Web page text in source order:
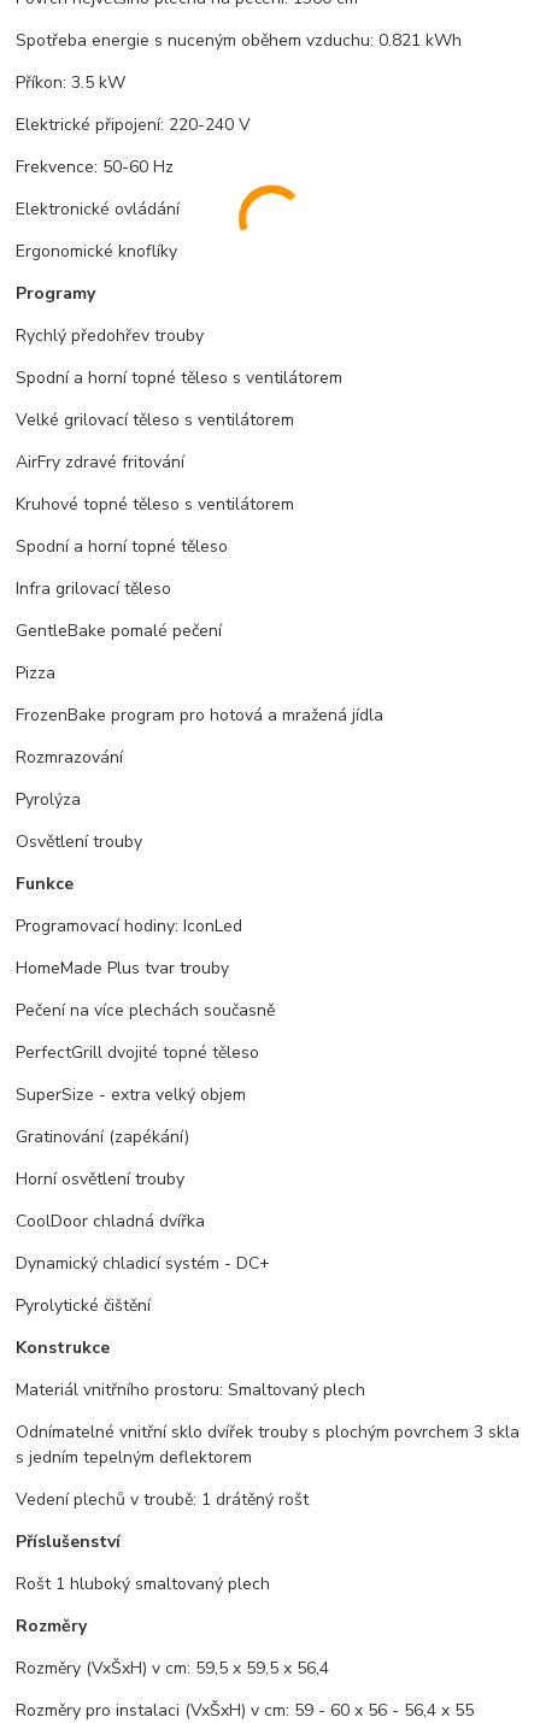
Spotřeba energie s nuceným oběhem vzduchu: 0.821 kWh
Příkon: 3.5 kW
Elektrické připojení: 220-240 V
Frekvence: 50-60 Hz
Elektronické ovládání
Ergonomické knoflíky
Programy
Rychlý předohřev trouby
Spodní a horní topné těleso s ventilátorem
Velké grilovací těleso s ventilátorem
AirFry zdravé fritování
Kruhové topné těleso s ventilátorem
Spodní a horní topné těleso
Infra grilovací těleso
GentleBake pomalé pečení
Pizza
FrozenBake program pro hotová a mražená jídla
Rozmrazování
Pyrolýza
Osvětlení trouby
Funkce
Programovací hodiny: IconLed
HomeMade Plus tvar trouby
Pečení na více plechách současně
PerfectGrill dvojité topné těleso
SuperSize - extra velký objem
Gratinování (zapékání)
Horní osvětlení trouby
CoolDoor chladná dvířka
Dynamický chladicí systém - DC+
Pyrolytické čištění
Konstrukce
Materiál vnitřního prostoru: Smaltovaný plech
Odnímatelné vnitřní sklo dvířek trouby s plochým povrchem 3 skla
s jedním tepelným deflektorem
Vedení plechů v troubě: 1 drátěný rošt
Příslušenství
Rošt 1 hluboký smaltovaný plech
Rozměry
Rozměry (VxŠxH) v cm: 59,5 x 59,5 x 56,4
Rozměry pro instalaci (VxŠxH) v cm: 59 - 60 x 56 - 56,4 x 55